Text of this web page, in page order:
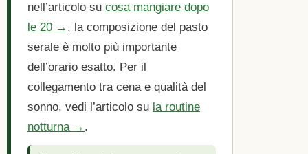
nell’articolo su cosa mangiare dopo
le 20 → , la composizione del pasto
serale è molto più importante
dell’orario esatto. Per il
collegamento tra cena e qualità del
sonno, vedi l’articolo su la routine
notturna → .